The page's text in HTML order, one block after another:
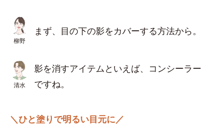
柳野
まず、目の下の影をカバーする方法から。
清水
影を消すアイテムといえば、コンシーラー
ですね。
＼ひと塗りで明るい目元に／